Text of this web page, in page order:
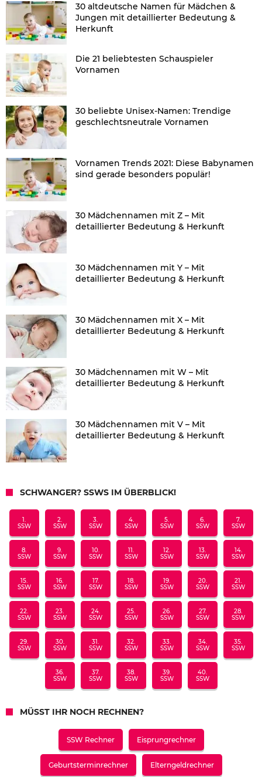
30 altdeutsche Namen für Mädchen &
Jungen mit detaillierter Bedeutung &
Herkunft
Die 21 beliebtesten Schauspieler
Vornamen
30 beliebte Unisex-Namen: Trendige
geschlechtsneutrale Vornamen
Vornamen Trends 2021: Diese Babynamen
sind gerade besonders populär!
30 Mädchennamen mit Z – Mit
detaillierter Bedeutung & Herkunft
30 Mädchennamen mit Y – Mit
detaillierter Bedeutung & Herkunft
30 Mädchennamen mit X – Mit
detaillierter Bedeutung & Herkunft
30 Mädchennamen mit W – Mit
detaillierter Bedeutung & Herkunft
30 Mädchennamen mit V – Mit
detaillierter Bedeutung & Herkunft
SCHWANGER? SSWS IM ÜBERBLICK!
1.
SSW
2.
SSW
3.
SSW
4.
SSW
5.
SSW
6.
SSW
7.
SSW
8.
SSW
9.
SSW
10.
SSW
11.
SSW
12.
SSW
13.
SSW
14.
SSW
15.
SSW
16.
SSW
17.
SSW
18.
SSW
19.
SSW
20.
SSW
21.
SSW
22.
SSW
23.
SSW
24.
SSW
25.
SSW
26.
SSW
27.
SSW
28.
SSW
29.
SSW
30.
SSW
31.
SSW
32.
SSW
33.
SSW
34.
SSW
35.
SSW
36.
SSW
37.
SSW
38.
SSW
39.
SSW
40.
SSW
MÜSST IHR NOCH RECHNEN?
SSW Rechner Eisprungrechner
Geburtsterminrechner Elterngeldrechner